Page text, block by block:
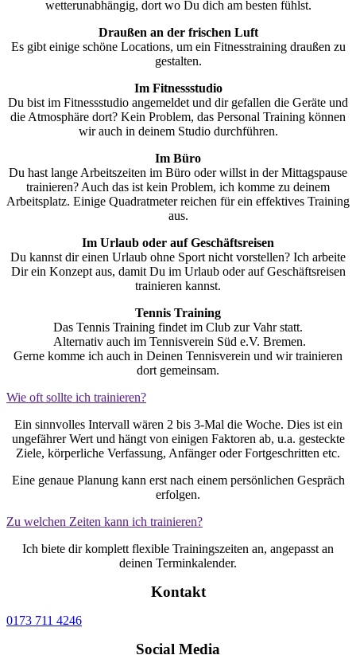
wetterunabhängig, dort wo Du dich am besten fühlst.
Draußen an der frischen Luft
Es gibt einige schöne Locations, um ein Fitnesstraining draußen zu
gestalten.
Im Fitnessstudio
Du bist im Fitnessstudio angemeldet und dir gefallen die Geräte und
die Atmosphäre dort? Kein Problem, das Personal Training können
wir auch in deinem Studio durchführen.
Im Büro
Du hast lange Arbeitszeiten im Büro oder willst in der Mittagspause
trainieren? Auch das ist kein Problem, ich komme zu deinem
Arbeitsplatz. Einige Quadratmeter reichen für ein effektives Training
aus.
Im Urlaub oder auf Geschäftsreisen
Du kannst dir einen Urlaub ohne Sport nicht vorstellen? Ich arbeite
Dir ein Konzept aus, damit Du im Urlaub oder auf Geschäftsreisen
trainieren kannst.
Tennis Training
Das Tennis Training findet im Club zur Vahr statt.
Alternativ auch im Tennisverein Süd e.V. Bremen.
Gerne komme ich auch in Deinen Tennisverein und wir trainieren
dort gemeinsam.
Wie oft sollte ich trainieren?
Ein sinnvolles Intervall wären 2 bis 3-Mal die Woche. Dies ist ein
ungefährer Wert und hängt von einigen Faktoren ab, u.a. gesteckte
Ziele, körperliche Verfassung, Anfänger oder Fortgeschritten etc.
Eine genaue Planung kann erst nach einem persönlichen Gespräch
erfolgen.
Zu welchen Zeiten kann ich trainieren?
Ich biete dir komplett flexible Trainingszeiten an, angepasst an
deinen Terminkalender.
Kontakt
0173 711 4246
Social Media